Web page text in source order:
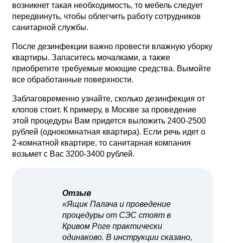
возникнет такая необходимость, то мебель следует
передвинуть, чтобы облегчить работу сотрудников
санитарной службы.
После дезинфекции важно провести влажную уборку
квартиры. Запаситесь мочалками, а также
приобретите требуемые моющие средства. Вымойте
все обработанные поверхности.
Заблаговременно узнайте, сколько дезинфекция от
клопов стоит. К примеру, в Москве за проведение
этой процедуры Вам придется выложить 2400-2500
рублей (однокомнатная квартира). Если речь идет о
2-комнатной квартире, то санитарная компания
возьмет с Вас 3200-3400 рублей.
Отзыв
«Ящик Палача и проведение
процедуры от СЭС стоят в
Кривом Роге практически
одинаково. В инструкции сказано,